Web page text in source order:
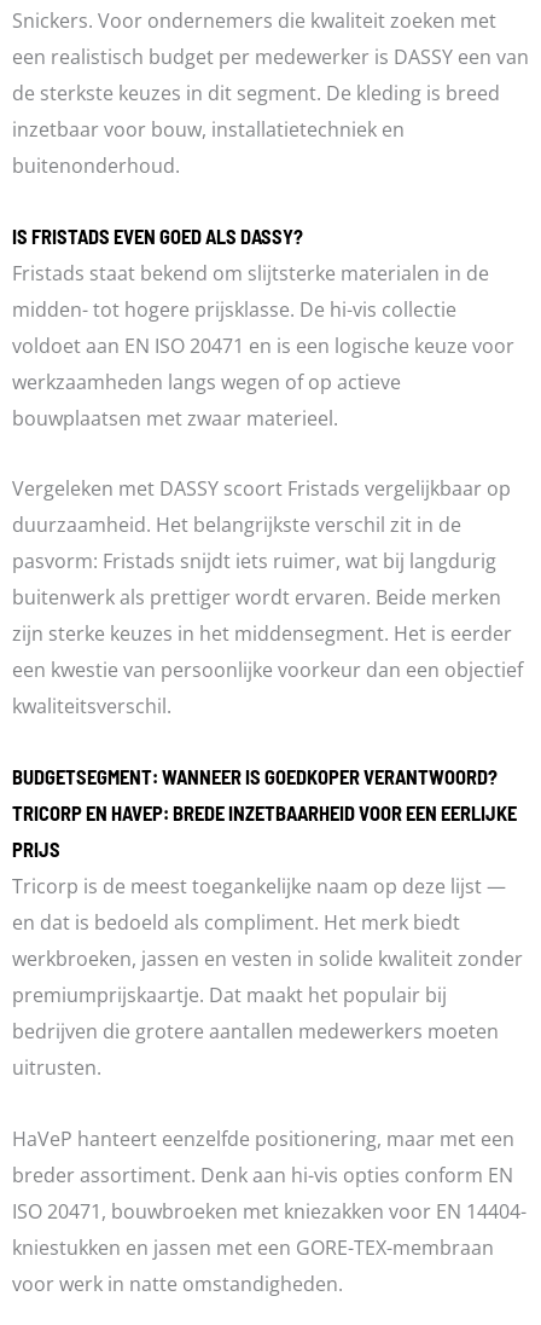
Snickers. Voor ondernemers die kwaliteit zoeken met
een realistisch budget per medewerker is DASSY een van
de sterkste keuzes in dit segment. De kleding is breed
inzetbaar voor bouw, installatietechniek en
buitenonderhoud.
IS FRISTADS EVEN GOED ALS DASSY?
Fristads staat bekend om slijtsterke materialen in de
midden- tot hogere prijsklasse. De hi-vis collectie
voldoet aan EN ISO 20471 en is een logische keuze voor
werkzaamheden langs wegen of op actieve
bouwplaatsen met zwaar materieel.
Vergeleken met DASSY scoort Fristads vergelijkbaar op
duurzaamheid. Het belangrijkste verschil zit in de
pasvorm: Fristads snijdt iets ruimer, wat bij langdurig
buitenwerk als prettiger wordt ervaren. Beide merken
zijn sterke keuzes in het middensegment. Het is eerder
een kwestie van persoonlijke voorkeur dan een objectief
kwaliteitsverschil.
BUDGETSEGMENT: WANNEER IS GOEDKOPER VERANTWOORD?
TRICORP EN HAVEP: BREDE INZETBAARHEID VOOR EEN EERLIJKE
PRIJS
Tricorp is de meest toegankelijke naam op deze lijst —
en dat is bedoeld als compliment. Het merk biedt
werkbroeken, jassen en vesten in solide kwaliteit zonder
premiumprijskaartje. Dat maakt het populair bij
bedrijven die grotere aantallen medewerkers moeten
uitrusten.
HaVeP hanteert eenzelfde positionering, maar met een
breder assortiment. Denk aan hi-vis opties conform EN
ISO 20471, bouwbroeken met kniezakken voor EN 14404-
kniestukken en jassen met een GORE-TEX-membraan
voor werk in natte omstandigheden.